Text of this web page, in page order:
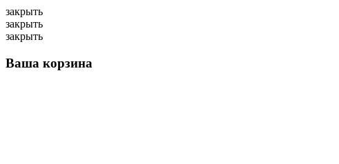
закрыть
закрыть
закрыть
Ваша корзина